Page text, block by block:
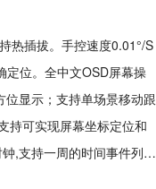
热插拔。手控速度0.01°/S
定位。全中文OSD屏幕操
显示；支持单场景移动跟
持可实现屏幕坐标定位和
,支持一周的时间事件列表